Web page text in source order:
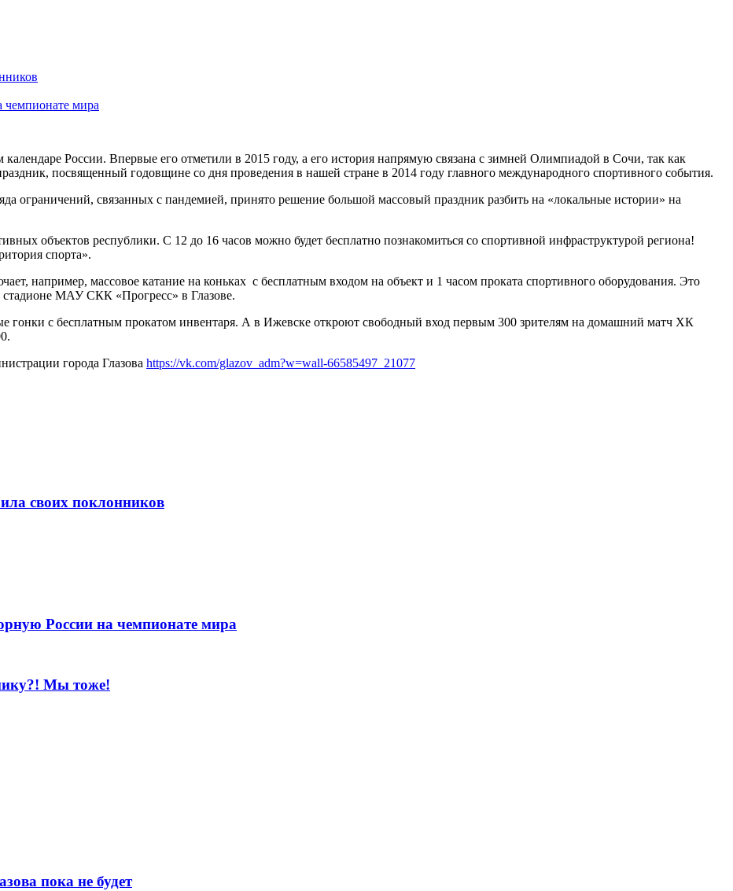
чемпионате мира
России. Впервые его отметили в 2015 году, а его история напрямую связана с зимней Олимпиадой в Сочи, так как
посвященный годовщине со дня проведения в нашей стране в 2014 году главного международного спортивного события.
ограничений, связанных с пандемией, принято решение большой массовый праздник разбить на «локальные истории» на
объектов республики. С 12 до 16 часов можно будет бесплатно познакомиться со спортивной инфраструктурой региона!
спорта».
например, массовое катание на коньках с бесплатным входом на объект и 1 часом проката спортивного оборудования. Это
стадионе МАУ СКК «Прогресс» в Глазове.
гонки с бесплатным прокатом инвентаря. А в Ижевске откроют свободный вход первым 300 зрителям на домашний матч ХК
города Глазова https://vk.com/glazov_adm?w=wall-66585497_21077
своих поклонников
России на чемпионате мира
Мы тоже!
пока не будет